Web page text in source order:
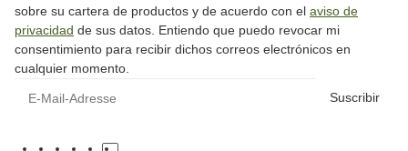
sobre su cartera de productos y de acuerdo con el aviso de
privacidad de sus datos. Entiendo que puedo revocar mi
consentimiento para recibir dichos correos electrónicos en
cualquier momento.
Suscribir